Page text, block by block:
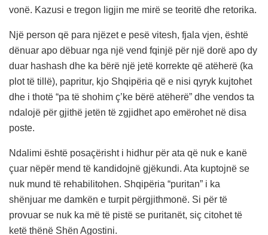
vonë. Kazusi e tregon ligjin me mirë se teoritë dhe retorika.
Një person që para njëzet e pesë vitesh, fjala vjen, është
dënuar apo dëbuar nga një vend fqinjë për një dorë apo dy
duar hashash dhe ka bërë një jetë korrekte që atëherë (ka
plot të tillë), papritur, kjo Shqipëria që e nisi qyryk kujtohet
dhe i thotë “pa të shohim ç’ke bërë atëherë” dhe vendos ta
ndalojë për gjithë jetën të zgjidhet apo emërohet në disa
poste.
Ndalimi është posaçërisht i hidhur për ata që nuk e kanë
çuar nëpër mend të kandidojnë gjëkundi. Ata kuptojnë se
nuk mund të rehabilitohen. Shqipëria “puritan” i ka
shënjuar me damkën e turpit përgjithmonë. Si për të
provuar se nuk ka më të pistë se puritanët, siç citohet të
ketë thënë Shën Agostini.